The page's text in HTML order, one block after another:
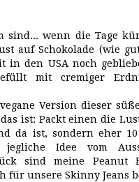
sind... wenn die Tage
auf Schokolade (wie
in den USA noch
mit cremiger
Version dieser
ist: Packt einen die
da ist, sondern eher
jegliche Idee vom
sind meine Peanut
für unsere Skinny Jeans